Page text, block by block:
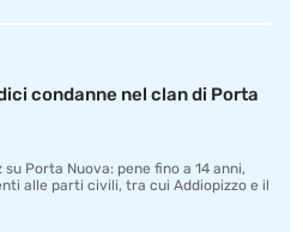
condanne nel clan di Porta
Porta Nuova: pene fino a 14 anni,
alle parti civili, tra cui Addiopizzo e il